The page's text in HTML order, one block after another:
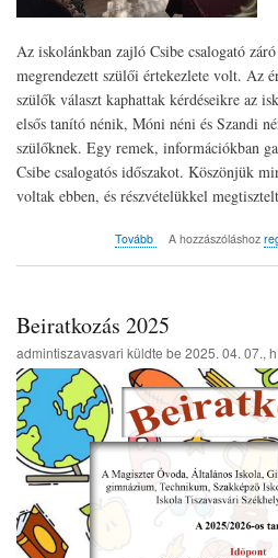
Az iskolánkban zajló Csibe csalogató
megrendezett szülői értekezlete volt. Az
szülők választ kaphattak kérdéseikre az
elsős tanító nénik, Móni néni és Szandi
szülőknek. Egy remek, információkban
Csibe csalogatós időszakot. Köszönjük
voltak ebben, és részvételükkel
Tovább
(Csibe
értekezlet
2025.
04.
09.)
A hozzászóláshoz
Beiratkozás 2025
admintiszavasvari küldte be 2025. 04. 07.,